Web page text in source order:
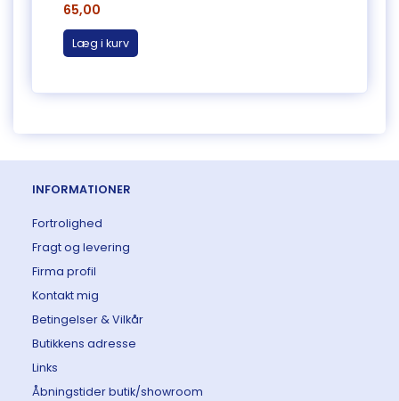
65,00
Læg i kurv
INFORMATIONER
Fortrolighed
Fragt og levering
Firma profil
Kontakt mig
Betingelser & Vilkår
Butikkens adresse
Links
Åbningstider butik/showroom